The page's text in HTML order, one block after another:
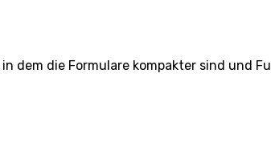
dem die Formulare kompakter sind